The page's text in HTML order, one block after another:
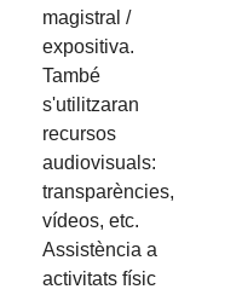
magistral /
expositiva.
També
s'utilitzaran
recursos
audiovisuals:
transparències,
vídeos, etc.
Assistència a
activitats físic